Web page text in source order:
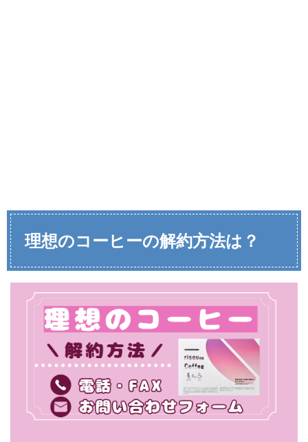
理想のコーヒーの解約方法は？